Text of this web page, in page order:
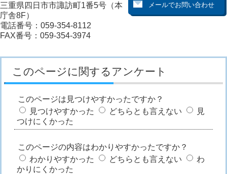
三重県四日市市諏訪町1番5号（本
庁舎8F）
電話番号：059-354-8112
FAX番号：059-354-3974
このページに関するアンケート
このページは見つけやすかったですか？
見つけやすかった
どちらとも言えない
見
つけにくかった
このページの内容はわかりやすかったですか？
わかりやすかった
どちらとも言えない
わ
かりにくかった